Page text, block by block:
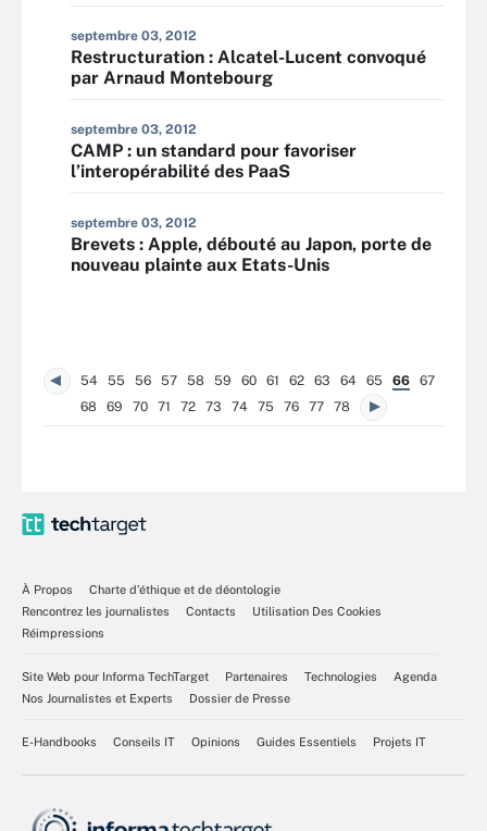
septembre 03, 2012
Restructuration : Alcatel-Lucent convoqué
par Arnaud Montebourg
septembre 03, 2012
CAMP : un standard pour favoriser
l’interopérabilité des PaaS
septembre 03, 2012
Brevets : Apple, débouté au Japon, porte de
nouveau plainte aux Etats-Unis
54 55 56 57 58 59 60 61 62 63 64 65 66
67
68
69 70 71 72 73 74 75 76 77 78
À Propos
Charte d’éthique et de déontologie
Rencontrez les journalistes
Contacts
Utilisation Des Cookies
Réimpressions
Site Web pour Informa TechTarget Partenaires Technologies
Agenda
Nos Journalistes et Experts
Dossier de Presse
E-Handbooks Conseils IT Opinions Guides Essentiels Projets IT